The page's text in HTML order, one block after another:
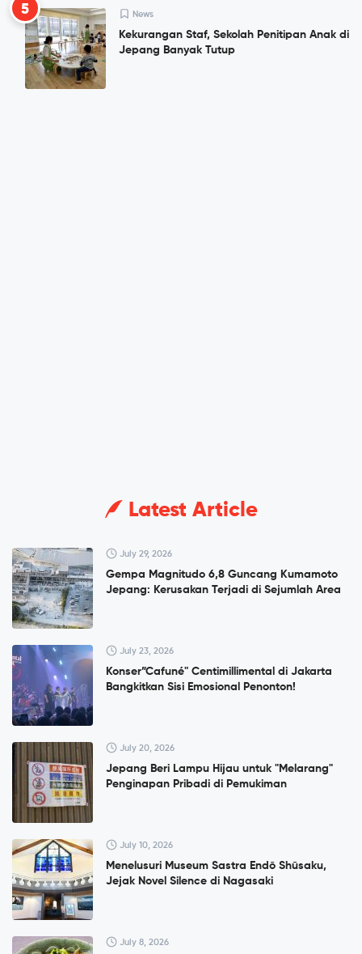
5 News
Kekurangan Staf, Sekolah Penitipan Anak di
Jepang Banyak Tutup
Latest Article
July 29, 2026
Gempa Magnitudo 6,8 Guncang Kumamoto
Jepang: Kerusakan Terjadi di Sejumlah Area
July 23, 2026
Konser”Cafuné" Centimillimental di Jakarta
Bangkitkan Sisi Emosional Penonton!
July 20, 2026
Jepang Beri Lampu Hijau untuk "Melarang"
Penginapan Pribadi di Pemukiman
July 10, 2026
Menelusuri Museum Sastra Endō Shūsaku,
Jejak Novel Silence di Nagasaki
July 8, 2026